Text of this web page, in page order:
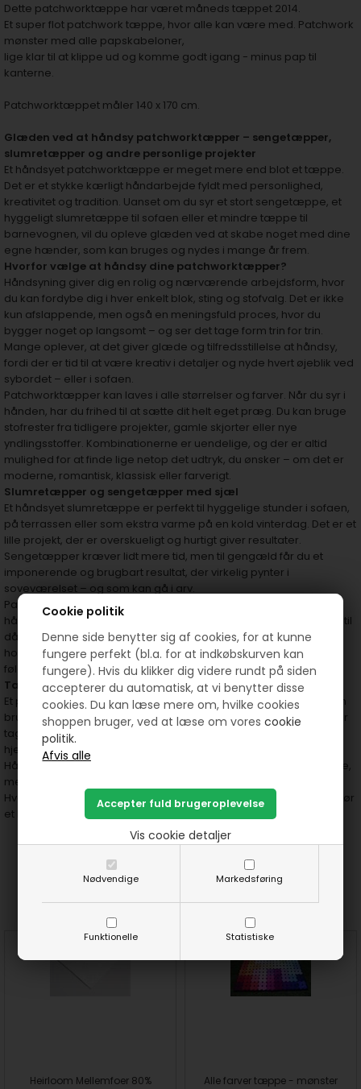
Cookie politik
Denne side benytter sig af cookies, for at kunne
fungere perfekt (bl.a. for at indkøbskurven kan
fungere). Hvis du klikker dig videre rundt på siden
accepterer du automatisk, at vi benytter disse
cookies. Du kan læse mere om, hvilke cookies
shoppen bruger, ved at læse om vorescookie
politik.
Nødvendige Markedsføring
Funktionelle Statistiske
Vis cookie detaljer
Dette patchworktæppe har været måneds tæppet 2014.
Et super flot patchwork tæppe, hvor alle kan være med. Patchwork
mønster med alle papskabeloner,
lige klar til at klippe ud og komme godt igang - minus pap til
kanterne.
Patchworktæppet måler 140 x 170 cm.
Glæden ved at håndsy patchworktæpper – sengetæpper,
slumretæpper og andre personlige projekter
Et håndsyet patchworktæppe er meget mere end blot et tæppe.
Det er et stykke kærligt håndarbejde fyldt med personlighed,
kreativitet og tradition. Uanset om du syr et stort sengetæppe, et
hyggeligt slumretæppe til sofaen eller et mindre tæppe til
barnevognen, vil du opleve glæden ved at skabe noget med dine
egne hænder, som kan bruges og nydes i mange år frem.
Hvorfor vælge at håndsy dine patchworktæpper?
Håndsyning giver dig en rolig og nærværende arbejdsform, hvor
du kan fordybe dig i hver enkelt blok, sting og stofvalg. Det er ikke
kun afslappende, men også en meningsfuld proces, hvor du
bygger noget op langsomt – og ser det tage form trin for trin.
Mange oplever, at det giver glæde og tilfredsstillelse at håndsy,
fordi der er tid til at være kreativ i detaljer og nyde hvert øjeblik ved
sybordet – eller i sofaen.
Patchworktæpper kan laves i alle størrelser og farver. Når du syr i
hånden, har du frihed til at sætte dit helt eget præg. Du kan bruge
stofrester fra tidligere projekter, gamle skjorter eller nye
yndlingsstoffer. Kombinationerne er uendelige, og der er altid
mulighed for at finde lige netop det udtryk, du ønsker – om det er
moderne, romantisk, klassisk eller farverigt.
Slumretæpper og sengetæpper med sjæl
Et håndsyet slumretæppe er perfekt til hyggelige stunder i sofaen,
på terrassen eller som ekstra varme på en kold vinterdag. Det er et
lille projekt, der er overskueligt og hurtigt giver resultater.
Sengetæpper kræver lidt mere tid, men til gengæld får du et
imponerende og brugbart resultat, der virkelig pynter i
soveværelset – og som kan gå i arv.
Patchworktæpper er også oplagte som gaver. Et tæppe, der er
håndsyet, rummer tid, kærlighed og omtanke – og det kan gives til
dåb, bryllup, fødselsdag eller bare som en særlig gave til én, du
holder af. Det bliver en gave, der varmer – både fysisk og
følelsesmæssigt.
Tæpper med historie og funktion
Et patchworktæppe er ikke kun flot – det er også praktisk. Det kan
bruges til at varme sig med, pynte sengen, ligge over sofaen eller
tages med på picnic. Tæppet får hurtigt en naturlig plads i
hjemmet og bliver en del af hverdagen.
Håndsyede patchworktæpper skaber minder. De tager tid at lave,
men til gengæld bliver de værdsatte, brugt og elsket i mange år.
Hvert sting fortæller sin egen historie – og det er netop dét, der gør
et håndsyet tæppe så unikt og værdifuldt.
Prøv lige at se her:
Heirloom Mellemfoer 80%
Alle farver tæppe - mønster